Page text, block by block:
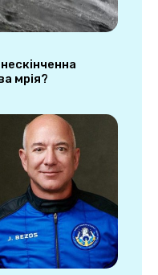
мрія?